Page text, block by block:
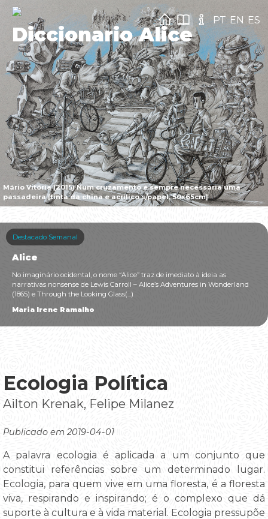
Mário Vitória (2015) Num cruzamento é sempre necessária uma
passadeira [tinta da china e acrílico s/papel, 50x65cm]
Diccionario Alice
PT EN ES
Destacado Semanal
Alice
No imaginário ocidental, o nome “Alice” traz de imediato à ideia as
narrativas nonsense de Lewis Carroll – Alice’s Adventures in Wonderland
(1865) e Through the Looking Glass(...)
Maria Irene Ramalho
Ecologia Política
Ailton Krenak, Felipe Milanez
Publicado em 2019-04-01
A palavra ecologia é aplicada a um conjunto que
constitui referências sobre um determinado lugar.
Ecologia, para quem vive em uma floresta, é a floresta
viva, respirando e inspirando; é o complexo que dá
suporte à cultura e à vida material. Ecologia pressupõe